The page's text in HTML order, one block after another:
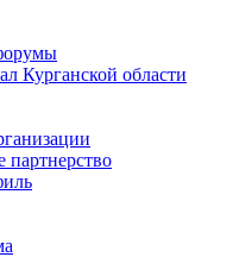
Курганской области